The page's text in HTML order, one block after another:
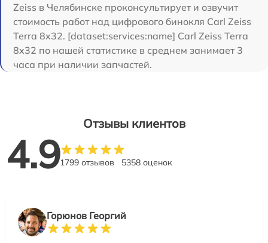
Zeiss в Челябинске проконсультирует и озвучит
стоимость работ над цифрового бинокля Carl Zeiss
Terra 8x32. [dataset:services:name] Carl Zeiss Terra
8x32 по нашей статистике в среднем занимает 3
часа при наличии запчастей.
Отзывы клиентов
4.91799 отзывов 5358 оценок
Горюнов Георгий